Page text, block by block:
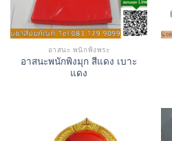
อาสนะ พนักพิงพระ
อาสนะพนักพิงมุก สีแดง เบาะ
แดง